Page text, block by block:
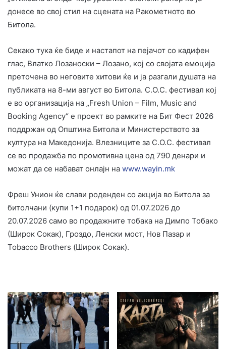
донесе во свој стил на сцената на Ракометното во
Битола.
Секако тука ќе биде и настапот на пејачот со кадифен
глас, Влатко Лозаноски – Лозано, кој со својата емоција
преточена во неговите хитови ќе и ја разгали душата на
публиката на 8-ми август во Битола. С.О.С. фестивал кој
е во организација на „Fresh Union – Film, Music and
Booking Agency“ е проект во рамките на Бит Фест 2026
поддржан од Општина Битола и Министерството за
култура на Македонија. Влезниците за С.О.С. фестивал
се во продажба по промотивна цена од 790 денари и
можат да се набават онлајн на www.wayin.mk
Фреш Унион ќе слави роденден со акција во Битола за
битолчани (купи 1+1 подарок) од 01.07.2026 до
20.07.2026 само во продажните тобака на Димпо Тобако
(Широк Сокак), Гроздо, Ленски мост, Нов Пазар и
Tobacco Brothers (Широк Сокак).